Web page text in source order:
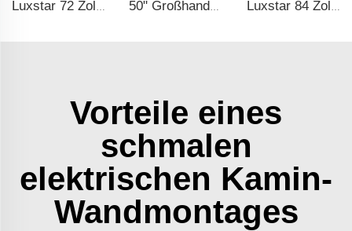
Luxstar 72 Zoll linearer elektrischer Kamin Heizung dekorativ mit mehrfarbigen Flammen Fernbedienung Touchscreen-Timer 50" Großhandel Einbaufähige WLAN-fähige Elektrokamineinsätze Elektrischer Kamin mit Thermostat Schmales Gehäuse Alexa APP Steuerung Luxstar 84 Zoll Wandmontierter Elektrischer Kamin mit 3 Flammenfarben, 5 Brennstoffbett-Farben, Elektrischer Kamin-Heizungshersteller
Vorteile eines
schmalen
elektrischen Kamin-
Wandmontages